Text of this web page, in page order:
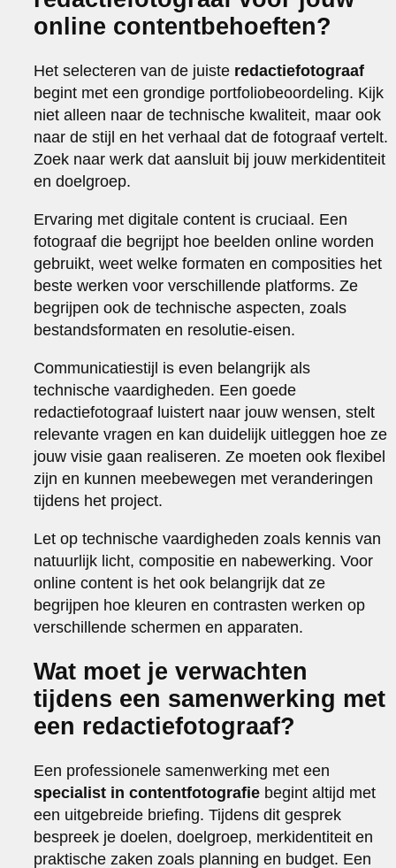
online contentbehoeften?
Het selecteren van de juiste redactiefotograaf
begint met een grondige portfoliobeoordeling. Kijk
niet alleen naar de technische kwaliteit, maar ook
naar de stijl en het verhaal dat de fotograaf vertelt.
Zoek naar werk dat aansluit bij jouw merkidentiteit
en doelgroep.
Ervaring met digitale content is cruciaal. Een
fotograaf die begrijpt hoe beelden online worden
gebruikt, weet welke formaten en composities het
beste werken voor verschillende platforms. Ze
begrijpen ook de technische aspecten, zoals
bestandsformaten en resolutie-eisen.
Communicatiestijl is even belangrijk als
technische vaardigheden. Een goede
redactiefotograaf luistert naar jouw wensen, stelt
relevante vragen en kan duidelijk uitleggen hoe ze
jouw visie gaan realiseren. Ze moeten ook flexibel
zijn en kunnen meebewegen met veranderingen
tijdens het project.
Let op technische vaardigheden zoals kennis van
natuurlijk licht, compositie en nabewerking. Voor
online content is het ook belangrijk dat ze
begrijpen hoe kleuren en contrasten werken op
verschillende schermen en apparaten.
Wat moet je verwachten
tijdens een samenwerking met
een redactiefotograaf?
Een professionele samenwerking met een
specialist in contentfotografie begint altijd met
een uitgebreide briefing. Tijdens dit gesprek
bespreek je doelen, doelgroep, merkidentiteit en
praktische zaken zoals planning en budget. Een